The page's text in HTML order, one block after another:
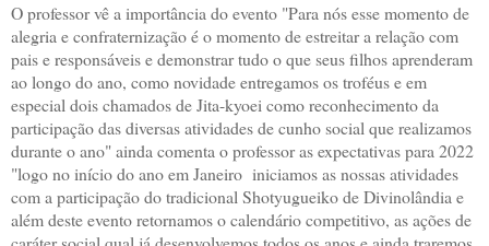
O professor vê a importância do evento "Para nós esse momento de
alegria e confraternização é o momento de estreitar a relação com
pais e responsáveis e demonstrar tudo o que seus filhos aprenderam
ao longo do ano, como novidade entregamos os troféus e em
especial dois chamados de Jita-kyoei como reconhecimento da
participação das diversas atividades de cunho social que realizamos
durante o ano" ainda comenta o professor as expectativas para 2022
"logo no início do ano em Janeiro iniciamos as nossas atividades
com a participação do tradicional Shotyugueiko de Divinolândia e
além deste evento retornamos o calendário competitivo, as ações de